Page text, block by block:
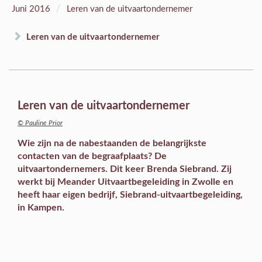
Juni 2016 / Leren van de uitvaartondernemer
Leren van de uitvaartondernemer
Leren van de uitvaartondernemer
© Pauline Prior
Wie zijn na de nabestaanden de belangrijkste
contacten van de begraafplaats? De
uitvaartondernemers. Dit keer Brenda Siebrand. Zij
werkt bij Meander Uitvaartbegeleiding in Zwolle en
heeft haar eigen bedrijf, Siebrand-uitvaartbegeleiding,
in Kampen.